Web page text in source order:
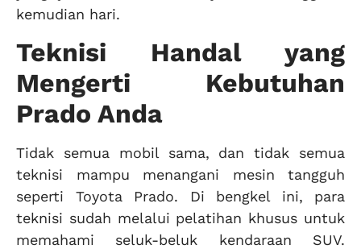
kemudian hari.
Teknisi Handal yang
Mengerti Kebutuhan
Prado Anda
Tidak semua mobil sama, dan tidak semua
teknisi mampu menangani mesin tangguh
seperti Toyota Prado. Di bengkel ini, para
teknisi sudah melalui pelatihan khusus untuk
memahami seluk-beluk kendaraan SUV.